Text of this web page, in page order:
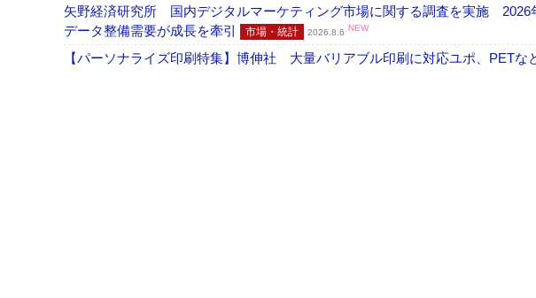
矢野経済研究所 国内デジタルマーケティング市場に関する調査を実施 2026
データ整備需要が成長を牽引
市場・統計 2026.8.6 NEW
【パーソナライズ印刷特集】博伸社 大量バリアブル印刷に対応ユポ、PETな